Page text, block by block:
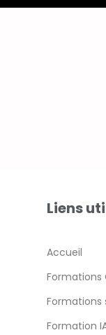
Liens
Accueil
Formations
Formations
Formation